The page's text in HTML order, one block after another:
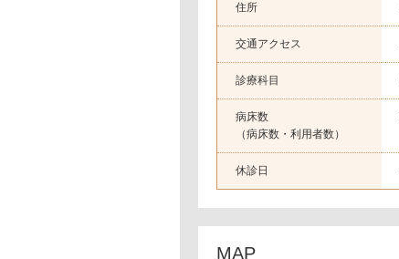
住所
交通アクセス
診療科目
病床数
（病床数・利用者数）
休診日
MAP